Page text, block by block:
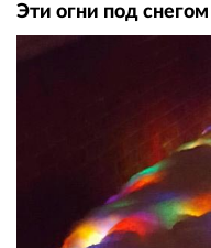
Эти огни под